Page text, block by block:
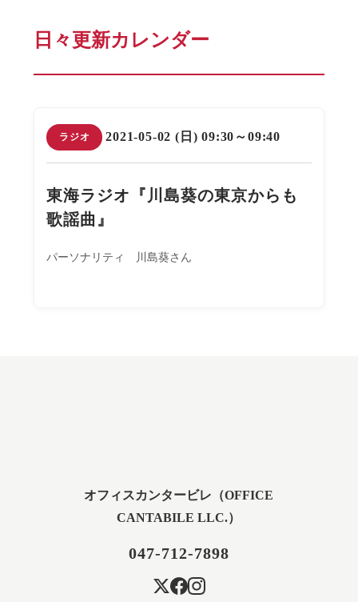
日々更新カレンダー
ラジオ 2021-05-02 (日) 09:30～09:40
東海ラジオ『川島葵の東京からも
歌謡曲』
パーソナリティ 川島葵さん
オフィスカンタービレ（OFFICE
CANTABILE LLC.）
047-712-7898